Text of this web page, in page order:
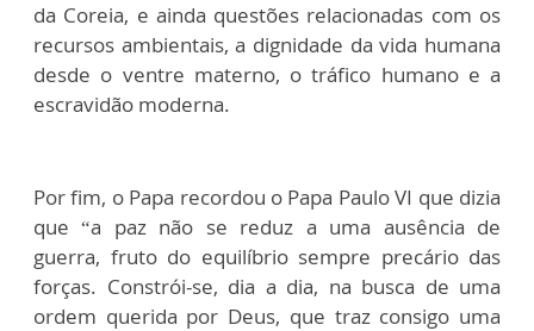
da Coreia, e ainda questões relacionadas com os
recursos ambientais, a dignidade da vida humana
desde o ventre materno, o tráfico humano e a
escravidão moderna.
Por fim, o Papa recordou o Papa Paulo VI que dizia
que “a paz não se reduz a uma ausência de
guerra, fruto do equilíbrio sempre precário das
forças. Constrói-se, dia a dia, na busca de uma
ordem querida por Deus, que traz consigo uma